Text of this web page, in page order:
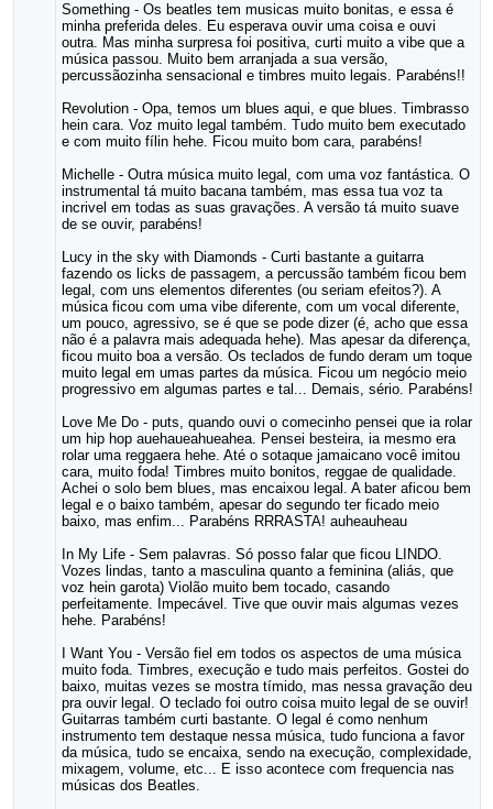
Something - Os beatles tem musicas muito bonitas, e essa é
minha preferida deles. Eu esperava ouvir uma coisa e ouvi
outra. Mas minha surpresa foi positiva, curti muito a vibe que a
música passou. Muito bem arranjada a sua versão,
percussãozinha sensacional e timbres muito legais. Parabéns!!
Revolution - Opa, temos um blues aqui, e que blues. Timbrasso
hein cara. Voz muito legal também. Tudo muito bem executado
e com muito fílin hehe. Ficou muito bom cara, parabéns!
Michelle - Outra música muito legal, com uma voz fantástica. O
instrumental tá muito bacana também, mas essa tua voz ta
incrivel em todas as suas gravações. A versão tá muito suave
de se ouvir, parabéns!
Lucy in the sky with Diamonds - Curti bastante a guitarra
fazendo os licks de passagem, a percussão também ficou bem
legal, com uns elementos diferentes (ou seriam efeitos?). A
música ficou com uma vibe diferente, com um vocal diferente,
um pouco, agressivo, se é que se pode dizer (é, acho que essa
não é a palavra mais adequada hehe). Mas apesar da diferença,
ficou muito boa a versão. Os teclados de fundo deram um toque
muito legal em umas partes da música. Ficou um negócio meio
progressivo em algumas partes e tal... Demais, sério. Parabéns!
Love Me Do - puts, quando ouvi o comecinho pensei que ia rolar
um hip hop auehaueahueahea. Pensei besteira, ia mesmo era
rolar uma reggaera hehe. Até o sotaque jamaicano você imitou
cara, muito foda! Timbres muito bonitos, reggae de qualidade.
Achei o solo bem blues, mas encaixou legal. A bater aficou bem
legal e o baixo também, apesar do segundo ter ficado meio
baixo, mas enfim... Parabéns RRRASTA! auheauheau
In My Life - Sem palavras. Só posso falar que ficou LINDO.
Vozes lindas, tanto a masculina quanto a feminina (aliás, que
voz hein garota) Violão muito bem tocado, casando
perfeitamente. Impecável. Tive que ouvir mais algumas vezes
hehe. Parabéns!
I Want You - Versão fiel em todos os aspectos de uma música
muito foda. Timbres, execução e tudo mais perfeitos. Gostei do
baixo, muitas vezes se mostra tímido, mas nessa gravação deu
pra ouvir legal. O teclado foi outro coisa muito legal de se ouvir!
Guitarras também curti bastante. O legal é como nenhum
instrumento tem destaque nessa música, tudo funciona a favor
da música, tudo se encaixa, sendo na execução, complexidade,
mixagem, volume, etc... E isso acontece com frequencia nas
músicas dos Beatles.